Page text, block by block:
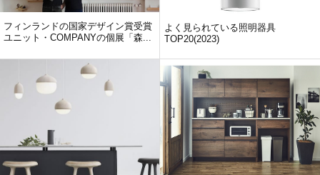
フィンランドの国家デザイン賞受賞
ユニット・COMPANYの個展「森...
よく見られている照明器具
TOP20(2023)